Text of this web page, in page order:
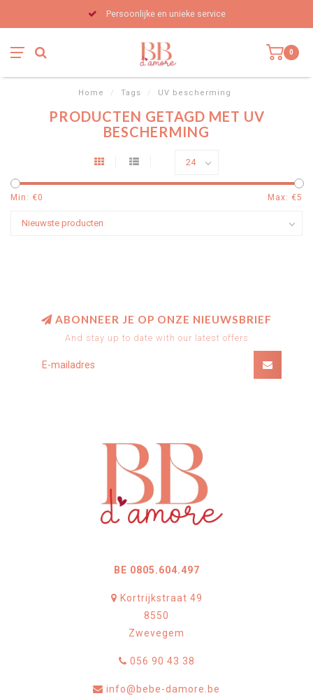
Persoonlijke en unieke service
0
Home / Tags / UV bescherming
PRODUCTEN GETAGD MET UV
BESCHERMING
Min: €0 Max: €5
ABONNEER JE OP ONZE NIEUWSBRIEF
And stay up to date with our latest offers
BE 0805.604.497
Kortrijkstraat 49
8550
Zwevegem
056 90 43 38
info@bebe-damore.be